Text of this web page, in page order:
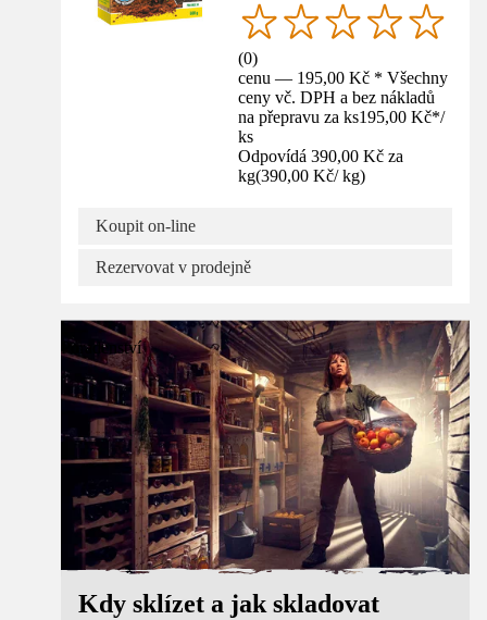
(0)
cenu — 195,00 Kč * Všechny
ceny vč. DPH a bez nákladů
na přepravu za ks195,00 Kč*/
ks
Odpovídá 390,00 Kč za
kg(390,00 Kč/ kg)
Koupit on-line
Rezervovat v prodejně
Poradenství
Kdy sklízet a jak skladovat